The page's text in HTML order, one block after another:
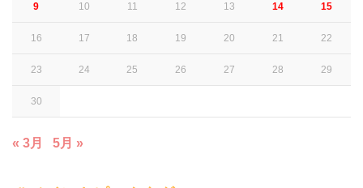
9 10 11 12 13 14 15
16 17 18 19 20 21 22
23 24 25 26 27 28 29
30
« 3月 5月 »